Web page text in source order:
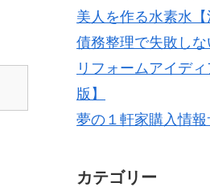
美人を作る水素水【
債務整理で失敗しな
リフォームアイデ
版】
夢の１軒家購入情報
カテゴリー